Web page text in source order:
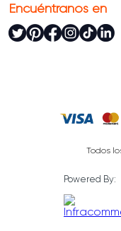
Encuéntranos en
Todos
Powered By: